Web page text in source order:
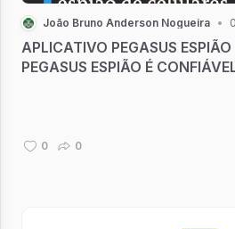
João Bruno Anderson Nogueira •
APLICATIVO PEGASUS
PEGASUS ESPIÃO É
0 0